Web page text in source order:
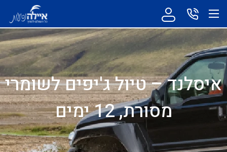
איסלנד – טיול ג'יפים לשומרי
מסורת, 12 ימים